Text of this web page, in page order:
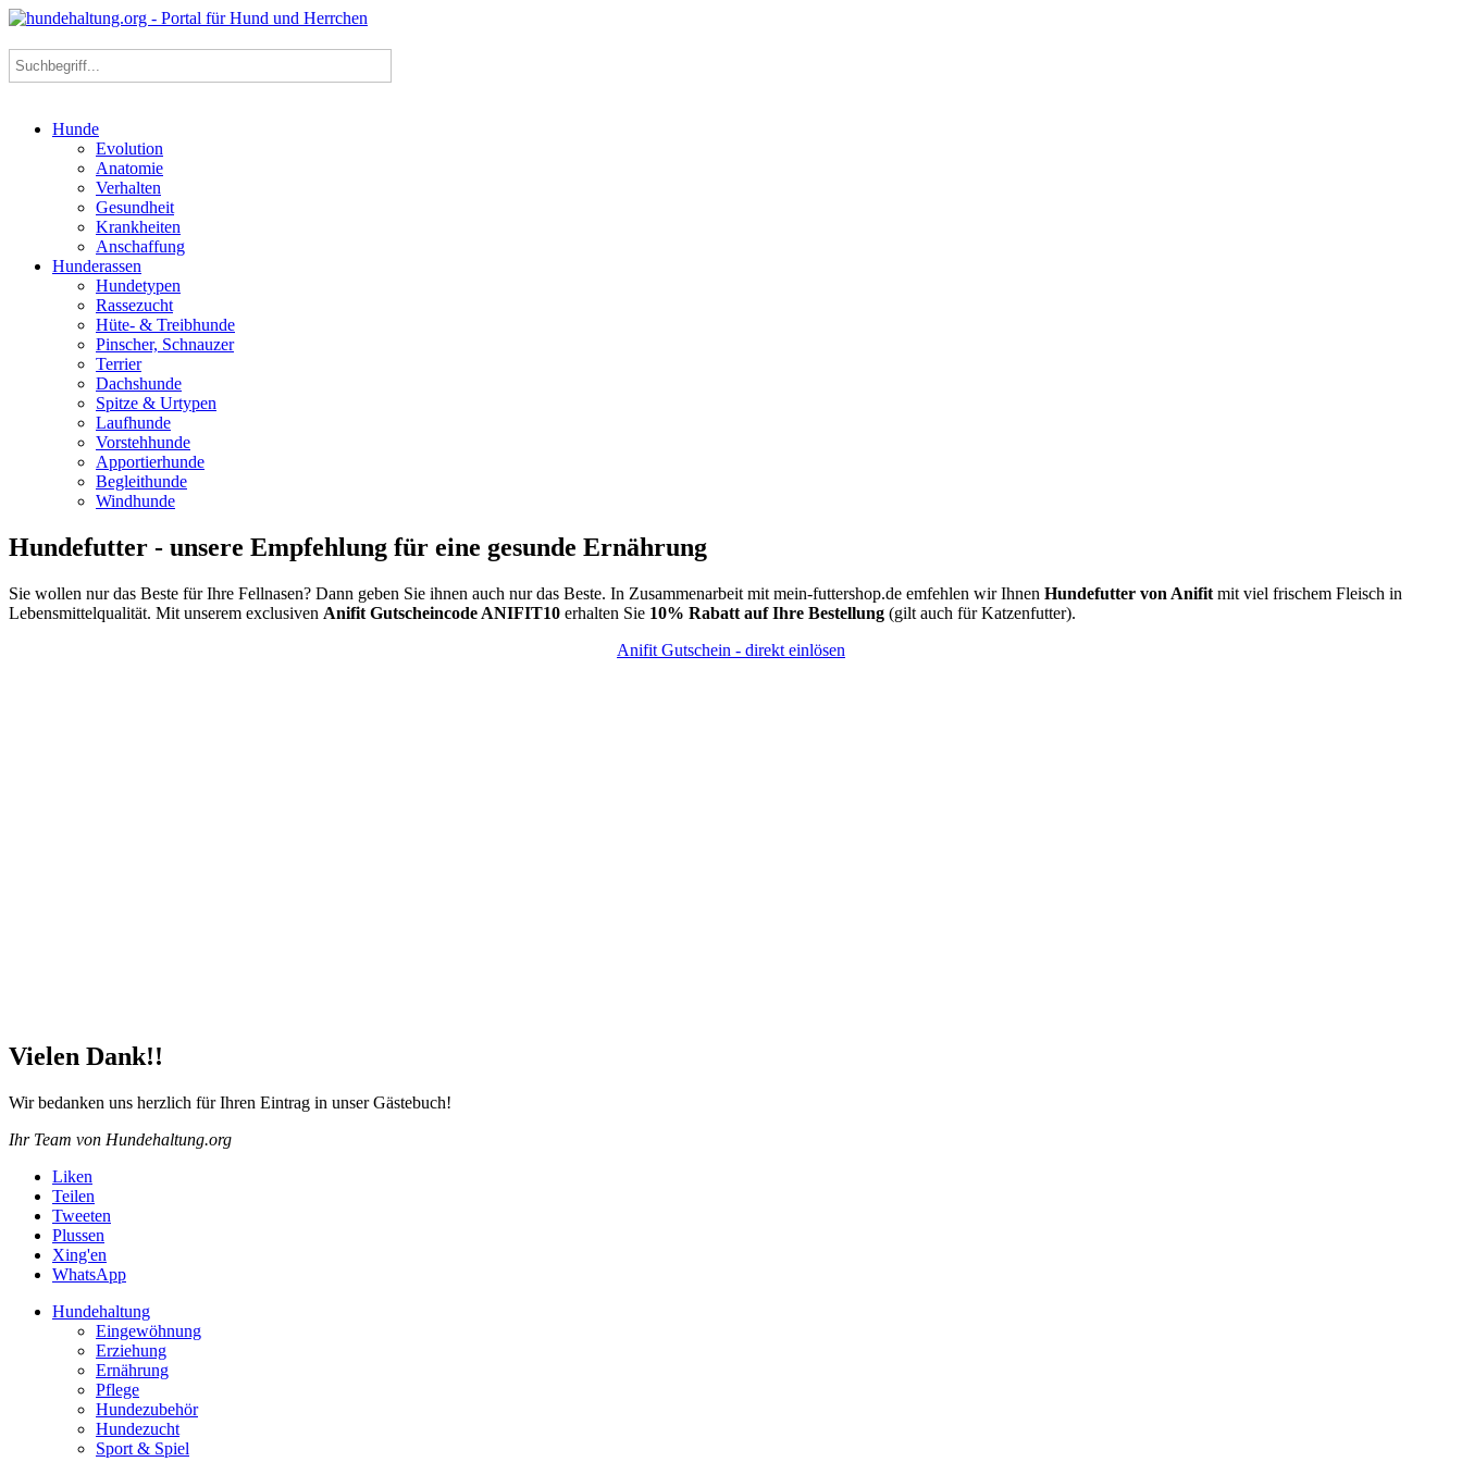
Hunde
Evolution
Anatomie
Verhalten
Gesundheit
Krankheiten
Anschaffung
Hunderassen
Hundetypen
Rassezucht
Hüte- & Treibhunde
Pinscher, Schnauzer
Terrier
Dachshunde
Spitze & Urtypen
Laufhunde
Vorstehhunde
Apportierhunde
Begleithunde
Windhunde
Hundefutter - unsere Empfehlung für eine gesunde Ernährung
Sie wollen nur das Beste für Ihre Fellnasen? Dann geben Sie ihnen auch nur das Beste. In Zusammenarbeit mit mein-futtershop.de emfehlen wir Ihnen Hundefutter von Anifit mit viel frischem Fleisch in
Lebensmittelqualität. Mit unserem exclusiven Anifit Gutscheincode ANIFIT10 erhalten Sie 10% Rabatt auf Ihre Bestellung (gilt auch für Katzenfutter).
Anifit Gutschein - direkt einlösen
Vielen Dank!!
Wir bedanken uns herzlich für Ihren Eintrag in unser Gästebuch!
Ihr Team von Hundehaltung.org
Liken
Teilen
Tweeten
Plussen
Xing'en
WhatsApp
Hundehaltung
Eingewöhnung
Erziehung
Ernährung
Pflege
Hundezubehör
Hundezucht
Sport & Spiel